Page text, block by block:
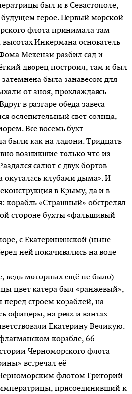
был и в Севастополе,
герое. Первый морской
флота принимала там
Инкермана основатель
Мекензи разбил сад и
дворец построил, там и был
была занавесом для
от зноя, прохлаждаясь
в разгаре обеда завеса
ослепительный свет солнца,
Все восемь бухт
были как на ладони. Тридцать
возникшие только что из
салют с двух бортов
окуталась клубами дыма». И
в Крыму, да и в
корабль «Страшный» обстрелял
стороне бухты «фальшивый
с Екатерининской (ныне
ней покачивались на воде
ведь моторных ещё не было)
цвет катера был «ранжевый»,
строем кораблей, на
офицеры, на реях и вантах
Екатерину Великую.
кораб­ле, 66-
Черноморского флота
встречал её
флотом Григорий
присоединивший к